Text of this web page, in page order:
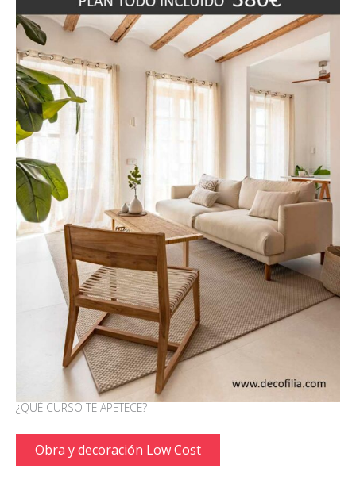
¿QUÉ CURSO TE APETECE?
Obra y decoración Low Cost